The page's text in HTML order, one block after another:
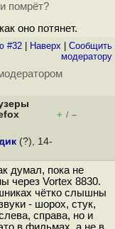
помрёт?
оно потянет.
#32 Наверх
Cообщить
модератору
+ / –
(?), 14-
думал, пока не
через Vortex 8830.
чётко слышны
- шорох, стук,
справа, но и